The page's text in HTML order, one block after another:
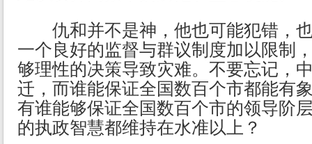
仇和并不是神，他也可能犯错，也
一个良好的监督与群议制度加以限制
够理性的决策导致灾难。不要忘记，
迁，而谁能保证全国数百个市都能有
有谁能够保证全国数百个市的领导阶
的执政智慧都维持在水准以上？